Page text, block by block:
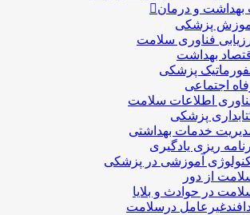
بهداشت و درمان
پزشکی
فناوری سلامت
بهداشت
پزشکی
اجتماعی
اطلاعات سلامت
پزشکی
خدمات بهداشتی
ریزی یادگیری
آموزشی در پزشکی
از دور
در حوادث و بلایا
درسلامت